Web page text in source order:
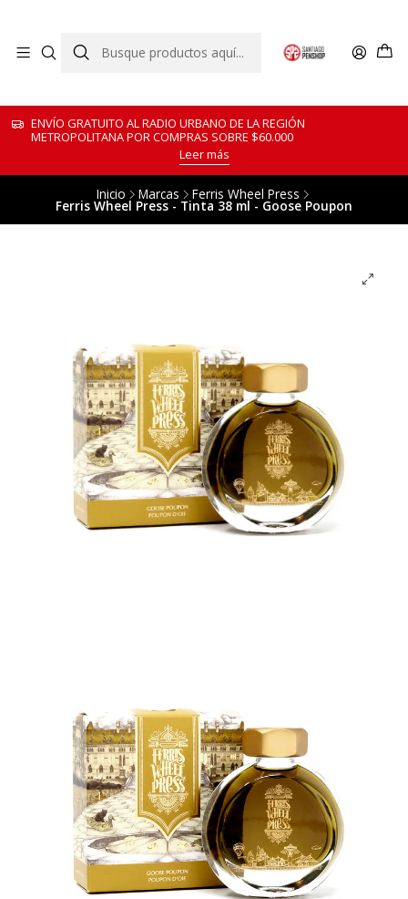
ENVÍO GRATUITO AL RADIO URBANO DE LA REGIÓN
METROPOLITANA POR COMPRAS SOBRE $60.000
Leer más
Inicio Marcas Ferris Wheel Press
Ferris Wheel Press - Tinta 38 ml - Goose Poupon